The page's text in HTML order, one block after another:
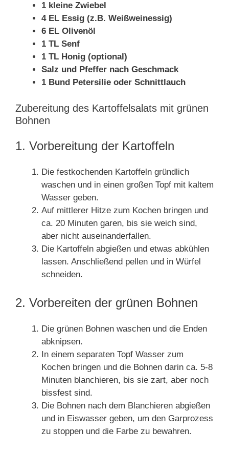
1 kleine Zwiebel
4 EL Essig (z.B. Weißweinessig)
6 EL Olivenöl
1 TL Senf
1 TL Honig (optional)
Salz und Pfeffer nach Geschmack
1 Bund Petersilie oder Schnittlauch
Zubereitung des Kartoffelsalats mit grünen
Bohnen
1. Vorbereitung der Kartoffeln
Die festkochenden Kartoffeln gründlich
waschen und in einen großen Topf mit kaltem
Wasser geben.
Auf mittlerer Hitze zum Kochen bringen und
ca. 20 Minuten garen, bis sie weich sind,
aber nicht auseinanderfallen.
Die Kartoffeln abgießen und etwas abkühlen
lassen. Anschließend pellen und in Würfel
schneiden.
2. Vorbereiten der grünen Bohnen
Die grünen Bohnen waschen und die Enden
abknipsen.
In einem separaten Topf Wasser zum
Kochen bringen und die Bohnen darin ca. 5-8
Minuten blanchieren, bis sie zart, aber noch
bissfest sind.
Die Bohnen nach dem Blanchieren abgießen
und in Eiswasser geben, um den Garprozess
zu stoppen und die Farbe zu bewahren.